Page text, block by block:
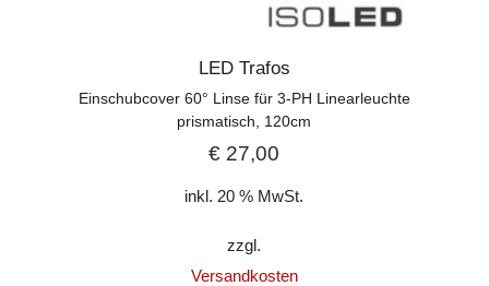
LED Trafos
Einschubcover 60° Linse für 3-PH Linearleuchte
prismatisch, 120cm
€ 27,00
inkl. 20 % MwSt.
zzgl.
Versandkosten